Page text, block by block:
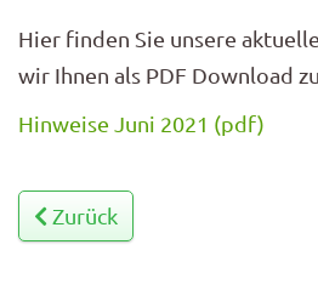
Hier finden Sie unsere
wir Ihnen als PDF Download
Hinweise Juni 2021 (pdf)
Zurück